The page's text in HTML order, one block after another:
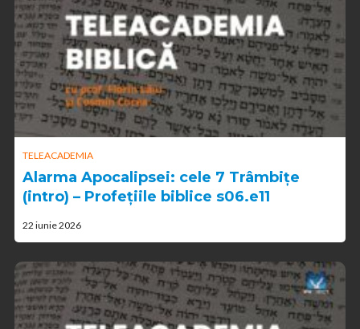
TELEACADEMIA
Alarma Apocalipsei: cele 7 Trâmbițe
(intro) – Profețiile biblice s06.e11
22 iunie 2026